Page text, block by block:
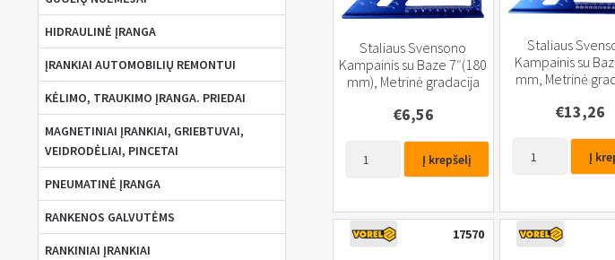
Staliaus Svensono
Kampainis su Baze 7″(180
mm), Metrinė gradacija
€6,56
Svensono
Kampainis
Į krepšelį
Staliaus
Kampainis su
mm, Metrinė
€13,26
Kampainis
Į
17570
HIDRAULINĖ ĮRANGA
ĮRANKIAI AUTOMOBILIŲ REMONTUI
KĖLIMO, TRAUKIMO ĮRANGA. PRIEDAI
MAGNETINIAI ĮRANKIAI, GRIEBTUVAI,
VEIDRODĖLIAI, PINCETAI
PNEUMATINĖ ĮRANGA
RANKENOS GALVUTĖMS
RANKINIAI ĮRANKIAI